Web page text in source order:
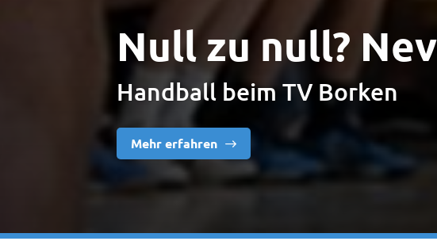
Null zu null?
Handball beim TV Borken
Mehr erfahren